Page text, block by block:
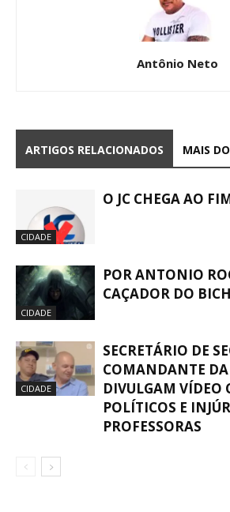
Antônio Neto
ARTIGOS RELACIONADOS MAIS
CIDADE
O JC CHEGA AO
CIDADE
POR ANTONIO
CAÇADOR DO
CIDADE
SECRETÁRIO DE
COMANDANTE DA
DIVULGAM VÍDEO
POLÍTICOS E
PROFESSORAS